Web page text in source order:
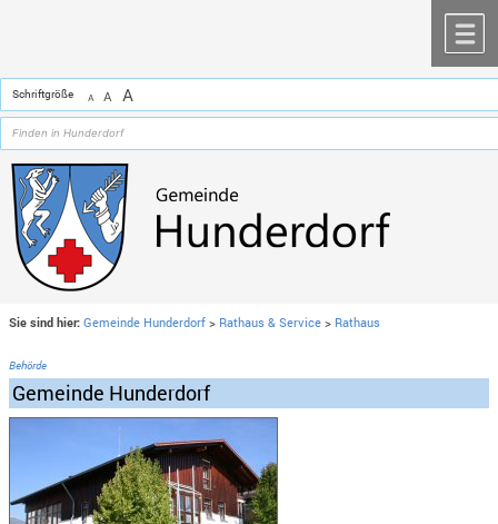
Schriftgröße A A A
Sie sind hier: Gemeinde Hunderdorf > Rathaus & Service > Rathaus
Behörde
Gemeinde Hunderdorf